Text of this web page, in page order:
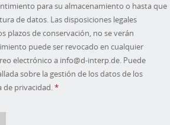
para su almacenamiento o hasta que
de datos. Las disposiciones legales
plazos de conservación, no se verán
puede ser revocado en cualquier
electrónico a info@d-interp.de. Puede
sobre la gestión de los datos de los
de privacidad.*